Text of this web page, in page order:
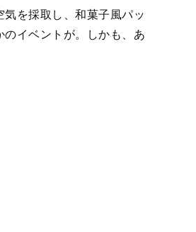
良さと現場の空気感をお
ジャックや、“ロケ現場の